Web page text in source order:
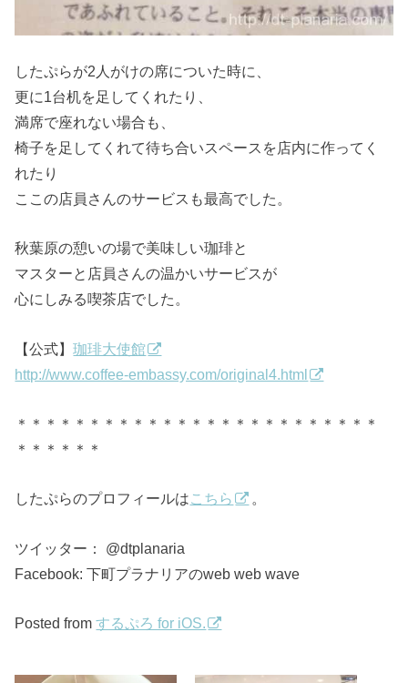
したぷらが2人がけの席についた時に、
更に1台机を足してくれたり、
満席で座れない場合も、
椅子を足してくれて待ち合いスペースを店内に作ってく
れたり
ここの店員さんのサービスも最高でした。
秋葉原の憩いの場で美味しい珈琲と
マスターと店員さんの温かいサービスが
心にしみる喫茶店でした。
【公式】珈琲大使館
http://www.coffee-embassy.com/original4.html
＊＊＊＊＊＊＊＊＊＊＊＊＊＊＊＊＊＊＊＊＊＊＊＊＊
＊＊＊＊＊＊
したぷらのプロフィールはこちら 。
ツイッター： @dtplanaria
Facebook: 下町プラナリアのweb web wave
Posted fromするぷろ for iOS.